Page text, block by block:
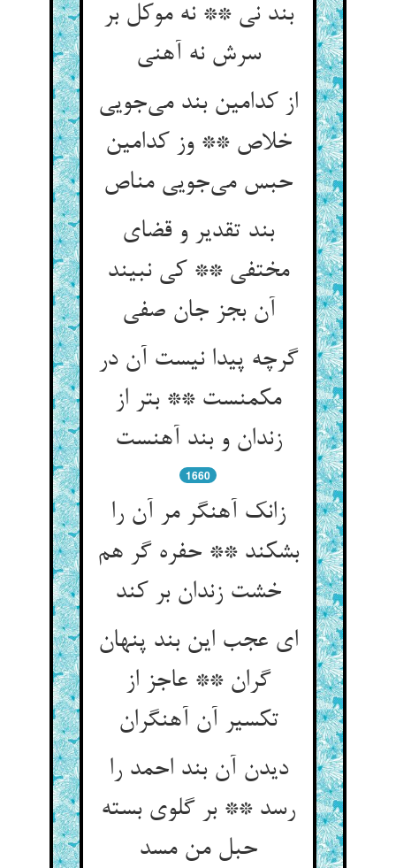
بند نی ** نه موکل بر
سرش نه آهنی
از کدامین بند می‌جویی
خلاص ** وز کدامین
حبس می‌جویی مناص
بند تقدیر و قضای
مختفی ** کی نبیند
آن بجز جان صفی
گرچه پیدا نیست آن در
مکمنست ** بتر از
زندان و بند آهنست
1660
زانک آهنگر مر آن را
بشکند ** حفره گر هم
خشت زندان بر کند
ای عجب این بند پنهان
گران ** عاجز از
تکسیر آن آهنگران
دیدن آن بند احمد را
رسد ** بر گلوی بسته
حبل من مسد